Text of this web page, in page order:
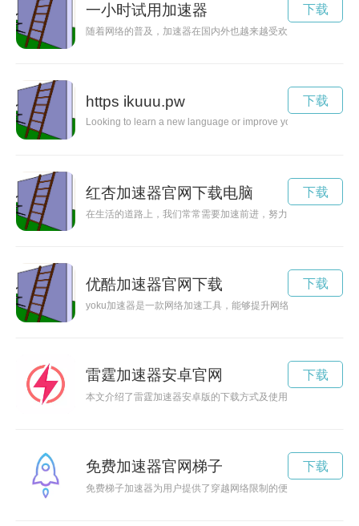
一小时试用加速器
随着网络的普及，加速器在国内外也越来越受欢迎，不少厂商
下载
https ikuuu.pw
Looking to learn a new language or improve your existing
下载
红杏加速器官网下载电脑
在生活的道路上，我们常常需要加速前进，努力追求自己的梦
下载
优酷加速器官网下载
yoku加速器是一款网络加速工具，能够提升网络速度，加快网
下载
雷霆加速器安卓官网
本文介绍了雷霆加速器安卓版的下载方式及使用方法，帮助用
下载
免费加速器官网梯子
免费梯子加速器为用户提供了穿越网络限制的便捷通道，让大
下载